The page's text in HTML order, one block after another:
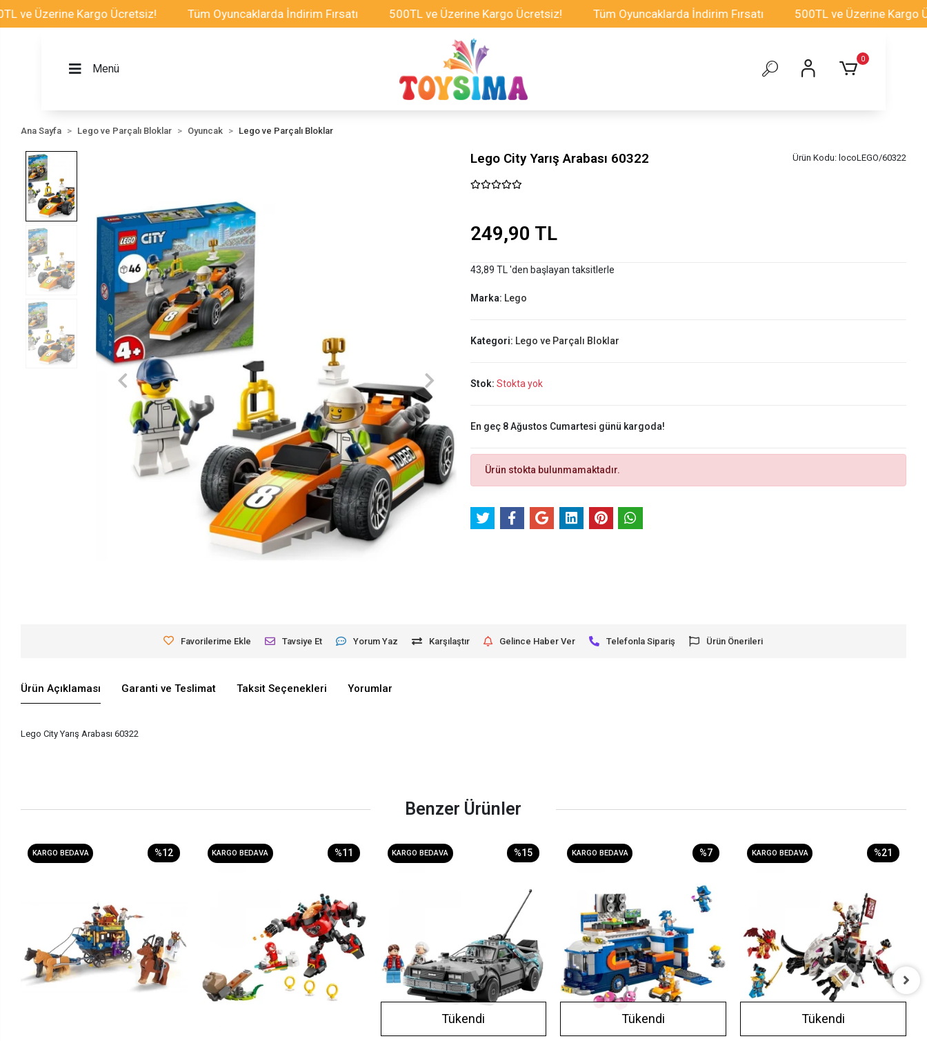
Üzerine Kargo Ücretsiz! Tüm Oyuncaklarda İndirim Fırsatı 500TL ve Üzerine Kargo Ücretsiz! Tüm Oyuncaklarda İndirim Fırsatı 500TL ve Üzerine Kargo
Menü
0
Ana Sayfa Lego ve Parçalı Bloklar Oyuncak Lego ve Parçalı Bloklar
Lego City Yarış Arabası 60322 Ürün Kodu: locoLEGO/60322
249,90 TL
43,89 TL 'den başlayan taksitlerle
Marka: Lego
Kategori: Lego ve Parçalı Bloklar
Stok: Stokta yok
En geç 8 Ağustos Cumartesi günü kargoda!
Ürün stokta bulunmamaktadır.
Favorilerime Ekle Tavsiye Et Yorum Yaz Karşılaştır Gelince Haber Ver Telefonla Sipariş Ürün Önerileri
Ürün Açıklaması Garanti ve Teslimat Taksit Seçenekleri Yorumlar
Lego City Yarış Arabası 60322
Benzer Ürünler
KARGO BEDAVA %12 KARGO BEDAVA %11 KARGO BEDAVA %15
Tükendi
KARGO BEDAVA %7
Tükendi
KARGO BEDAVA %21
Tükendi